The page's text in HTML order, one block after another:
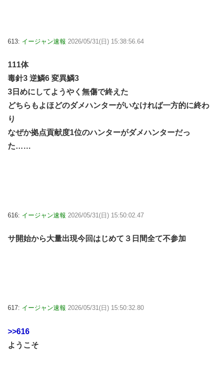
613: イージャン速報 2026/05/31(日) 15:38:56.64
111体
毒針3 逆鱗6 変異鱗3
3日めにしてようやく無傷で終えた
どちらもよほどのダメハンターがいなければ一方的に終わ
り
なぜか拠点貢献度1位のハンターがダメハンターだっ
た……
616: イージャン速報 2026/05/31(日) 15:50:02.47
サ開始から大量出現今回はじめて３日間全て不参加
617: イージャン速報 2026/05/31(日) 15:50:32.80
>>616
ようこそ